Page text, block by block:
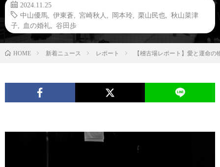
2024.11.25
中山優馬
伊東蒼 宮崎秋人 岡本玲 栗山民也
秋山菜津
子
血の婚礼 谷田歩
HOME 新着ニュース レポート 【稽古場レポート】愛と運命